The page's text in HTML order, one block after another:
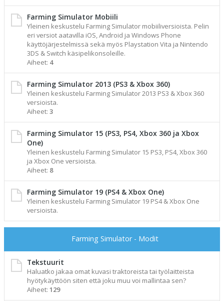
Farming Simulator Mobiili
Yleinen keskustelu Farming Simulator mobiiliversioista. Pelin
eri versiot aatavilla iOS, Android ja Windows Phone
käyttöjärjestelmissä sekä myös Playstation Vita ja Nintendo
3DS & Switch käsipelikonsoleille.
Aiheet: 4
Farming Simulator 2013 (PS3 & Xbox 360)
Yleinen keskustelu Farming Simulator 2013 PS3 & Xbox 360
versioista.
Aiheet: 3
Farming Simulator 15 (PS3, PS4, Xbox 360 ja Xbox
One)
Yleinen keskustelu Farming Simulator 15 PS3, PS4, Xbox 360
ja Xbox One versioista.
Aiheet: 8
Farming Simulator 19 (PS4 & Xbox One)
Yleinen keskustelu Farming Simulator 19 PS4 & Xbox One
versioista.
Farming Simulator - Modit
Tekstuurit
Haluatko jakaa omat kuvasi traktoreista tai työlaitteista
hyötykäyttöön siten että joku muu voi mallintaa sen?
Aiheet: 129